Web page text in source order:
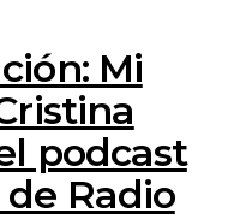
Mi
podcast
Radio